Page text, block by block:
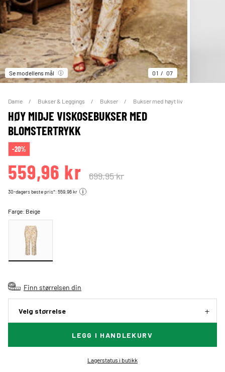
Se modellens mål 01 07
Dame Bukser & Leggings Bukser Bukser med høyt liv
HØY MIDJE VISKOSEBUKSER MED
BLOMSTERTRYKK
-20%
559,96 kr 699,95 kr
30-dagers beste pris*: 559,96 kr
Farge: Beige
Finn størrelsen din
Velg størrelse
LEGG I HANDLEKURV
Lagerstatus i butikk